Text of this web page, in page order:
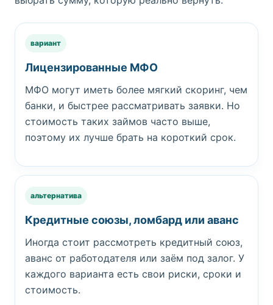
вариант
Лицензированные МФО
МФО могут иметь более мягкий скоринг, чем
банки, и быстрее рассматривать заявки. Но
стоимость таких займов часто выше,
поэтому их лучше брать на короткий срок.
альтернатива
Кредитные союзы, ломбард или аванс
Иногда стоит рассмотреть кредитный союз,
аванс от работодателя или заём под залог. У
каждого варианта есть свои риски, сроки и
стоимость.